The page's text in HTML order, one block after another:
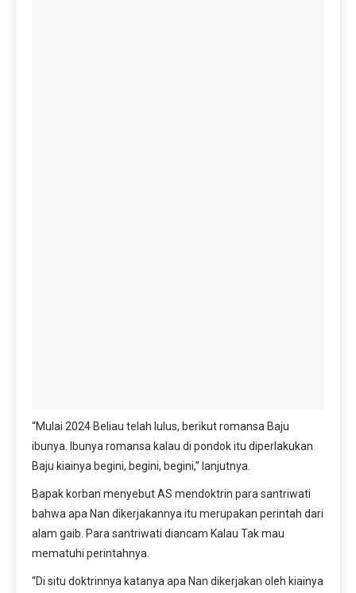
“Mulai 2024 Beliau telah lulus, berikut romansa Baju
ibunya. Ibunya romansa kalau di pondok itu diperlakukan
Baju kiainya begini, begini, begini,” lanjutnya.
Bapak korban menyebut AS mendoktrin para santriwati
bahwa apa Nan dikerjakannya itu merupakan perintah dari
alam gaib. Para santriwati diancam Kalau Tak mau
mematuhi perintahnya.
“Di situ doktrinnya katanya apa Nan dikerjakan oleh kiainya